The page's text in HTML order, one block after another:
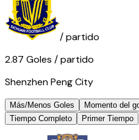
/ partido
2.87 Goles / partido
Shenzhen Peng City
Más/Menos Goles
Momento del
Tiempo Completo
Primer Tiempo